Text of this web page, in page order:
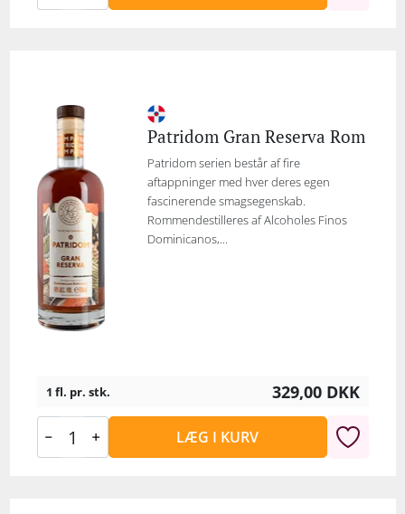
Patridom Gran Reserva Rom
Patridom serien består af fire
aftappninger med hver deres egen
fascinerende smagsegenskab.
Rommendestilleres af Alcoholes Finos
Dominicanos,...
1 fl. pr. stk. 329,00 DKK
LÆG I KURV